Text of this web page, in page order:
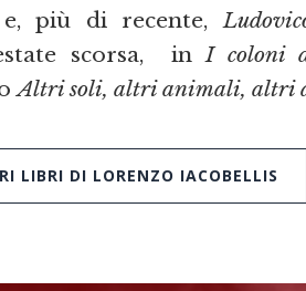
e, più di recente,
scorsa, in I coloni
Altri soli, altri animali, altri
LIBRI DI LORENZO IACOBELLIS